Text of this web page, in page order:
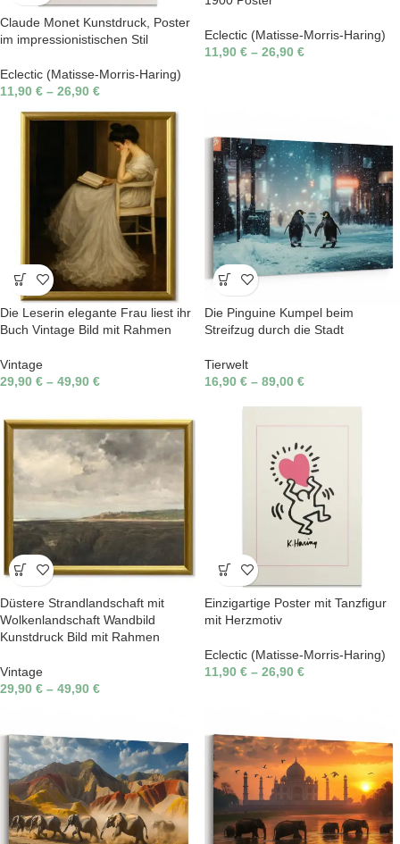
Claude Monet Kunstdruck, Poster
im impressionistischen Stil
Eclectic (Matisse-Morris-Haring)
11,90 € – 26,90 €
Eclectic (Matisse-Morris-Haring)
11,90 € – 26,90 €
Die Leserin elegante Frau liest ihr
Buch Vintage Bild mit Rahmen
Vintage
29,90 € – 49,90 €
Die Pinguine Kumpel beim
Streifzug durch die Stadt
Tierwelt
16,90 € – 89,00 €
Düstere Strandlandschaft mit
Wolkenlandschaft Wandbild
Kunstdruck Bild mit Rahmen
Vintage
29,90 € – 49,90 €
Einzigartige Poster mit Tanzfigur
mit Herzmotiv
Eclectic (Matisse-Morris-Haring)
11,90 € – 26,90 €